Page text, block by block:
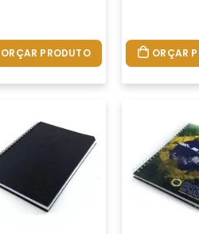
ORÇAR PRODUTO ORÇAR